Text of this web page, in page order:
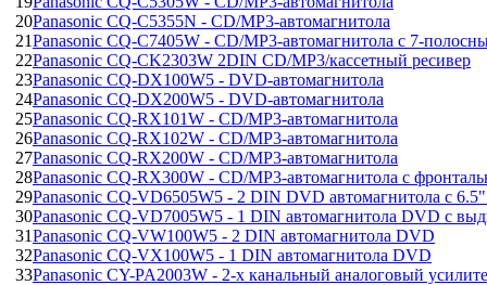
20Panasonic CQ-C5355N - CD/MP3-автомагнитола
21Panasonic CQ-C7405W - CD/MP3-автомагнитола с 7-
22Panasonic CQ-CK2303W 2DIN CD/MP3/кассетный ресивер
23Panasonic CQ-DX100W5 - DVD-автомагнитола
24Panasonic CQ-DX200W5 - DVD-автомагнитола
25Panasonic CQ-RX101W - CD/MP3-автомагнитола
26Panasonic CQ-RX102W - CD/MP3-автомагнитола
27Panasonic CQ-RX200W - CD/MP3-автомагнитола
28Panasonic CQ-RX300W - CD/MP3-автомагнитола c
29Panasonic CQ-VD6505W5 - 2 DIN DVD автомагнитола c
30Panasonic CQ-VD7005W5 - 1 DIN автомагнитола DVD с
31Panasonic CQ-VW100W5 - 2 DIN автомагнитола DVD
32Panasonic CQ-VX100W5 - 1 DIN автомагнитола DVD
33Panasonic CY-PA2003W - 2-х канальный аналоговый